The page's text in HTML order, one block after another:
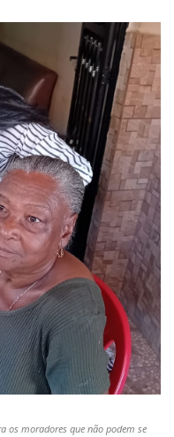
os moradores que não podem se